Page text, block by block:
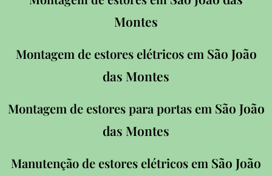
Montes
Montagem de estores elétricos em São João
das Montes
Montagem de estores para portas em São João
das Montes
Manutenção de estores elétricos em São João